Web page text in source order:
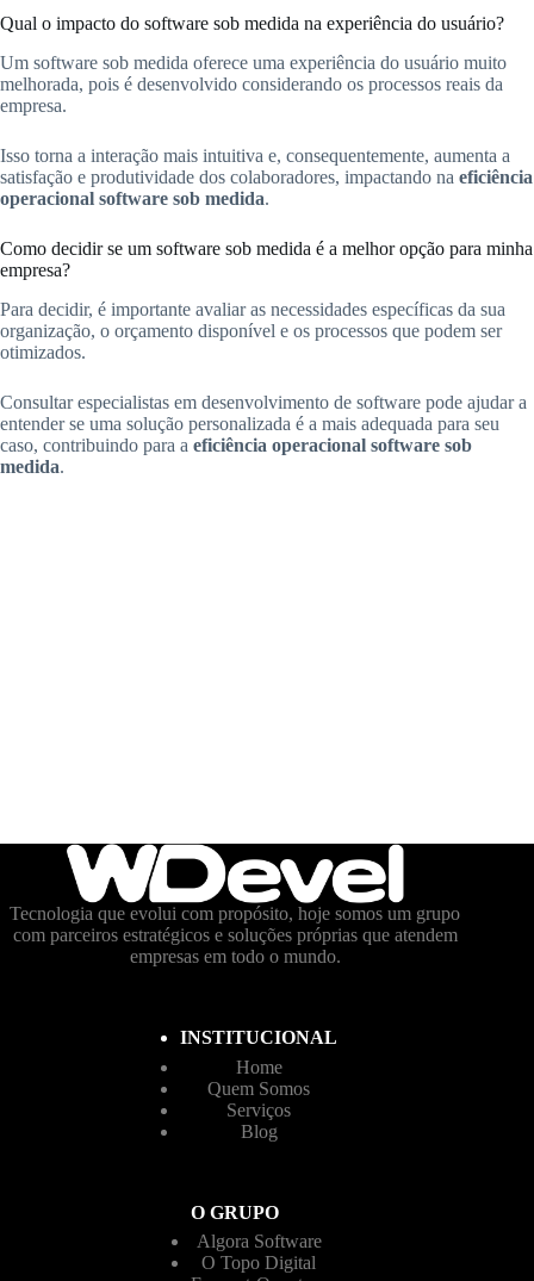
Qual o impacto do software sob medida na experiência do usuário?
Um software sob medida oferece uma experiência do usuário muito
melhorada, pois é desenvolvido considerando os processos reais da
empresa.
Isso torna a interação mais intuitiva e, consequentemente, aumenta a
satisfação e produtividade dos colaboradores, impactando na eficiência
operacional software sob medida.
Como decidir se um software sob medida é a melhor opção para minha
empresa?
Para decidir, é importante avaliar as necessidades específicas da sua
organização, o orçamento disponível e os processos que podem ser
otimizados.
Consultar especialistas em desenvolvimento de software pode ajudar a
entender se uma solução personalizada é a mais adequada para seu
caso, contribuindo para a eficiência operacional software sob
medida.
Tecnologia que evolui com propósito, hoje somos um grupo
com parceiros estratégicos e soluções próprias que atendem
empresas em todo o mundo.
INSTITUCIONAL
Home
Quem Somos
Serviços
Blog
O GRUPO
Algora Software
O Topo Digital